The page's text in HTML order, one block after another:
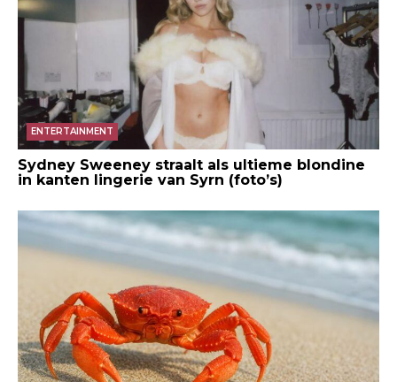
ENTERTAINMENT
Sydney Sweeney straalt als ultieme blondine
in kanten lingerie van Syrn (foto’s)